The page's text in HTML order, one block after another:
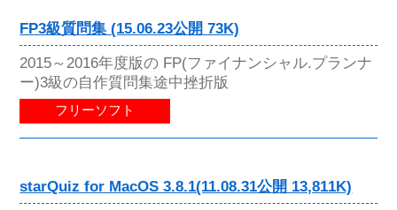
FP3級質問集 (15.06.23公開 73K)
2015～2016年度版の FP(ファイナンシャル.プランナ
ー)3級の自作質問集途中挫折版
フリーソフト
starQuiz for MacOS 3.8.1(11.08.31公開 13,811K)